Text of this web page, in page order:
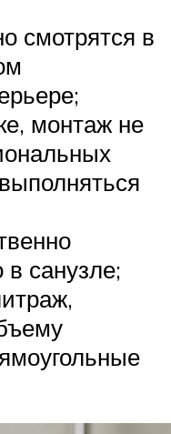
смотрятся в
монтаж не
в санузле;